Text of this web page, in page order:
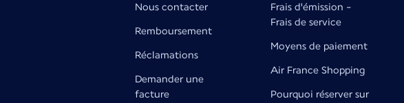
Nous contacter
Remboursement
Réclamations
Demander une
facture
Frais d'émission -
Frais de service
Moyens de paiement
Air France Shopping
Pourquoi réserver sur